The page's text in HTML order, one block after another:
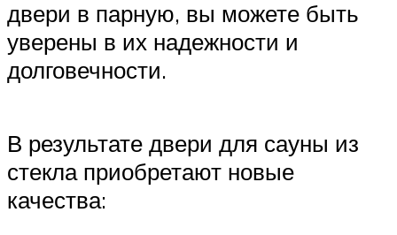
двери в парную, вы можете быть
уверены в их надежности и
долговечности.
В результате двери для сауны из
стекла приобретают новые
качества: